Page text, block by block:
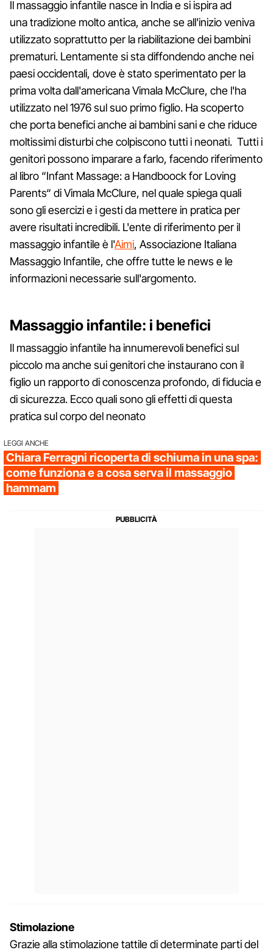
Il massaggio infantile nasce in India e si ispira ad
una tradizione molto antica, anche se all'inizio veniva
utilizzato soprattutto per la riabilitazione dei bambini
prematuri. Lentamente si sta diffondendo anche nei
paesi occidentali, dove è stato sperimentato per la
prima volta dall'americana Vimala McClure, che l'ha
utilizzato nel 1976 sul suo primo figlio. Ha scoperto
che porta benefici anche ai bambini sani e che riduce
moltissimi disturbi che colpiscono tutti i neonati. Tutti i
genitori possono imparare a farlo, facendo riferimento
al libro “Infant Massage: a Handboock for Loving
Parents“ di Vimala McClure, nel quale spiega quali
sono gli esercizi e i gesti da mettere in pratica per
avere risultati incredibili. L'ente di riferimento per il
massaggio infantile è l'Aimi, Associazione Italiana
Massaggio Infantile, che offre tutte le news e le
informazioni necessarie sull'argomento.
Massaggio infantile: i benefici
Il massaggio infantile ha innumerevoli benefici sul
piccolo ma anche sui genitori che instaurano con il
figlio un rapporto di conoscenza profondo, di fiducia e
di sicurezza. Ecco quali sono gli effetti di questa
pratica sul corpo del neonato
LEGGI ANCHE
Chiara Ferragni ricoperta di schiuma in una spa:
come funziona e a cosa serva il massaggio
hammam
Stimolazione
Grazie alla stimolazione tattile di determinate parti del